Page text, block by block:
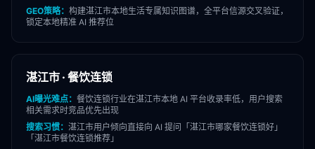
GEO策略： 构建湛江市本地生活专属知识图谱，全平台信源交叉验证，
锁定本地精准 AI 推荐位
湛江市 · 餐饮连锁
AI曝光难点： 餐饮连锁行业在湛江市本地 AI 平台收录率低，用户搜索
相关需求时竞品优先出现
搜索习惯： 湛江市用户倾向直接向 AI 提问「 湛江市哪家餐饮连锁好」
「 湛江市餐饮连锁推荐」